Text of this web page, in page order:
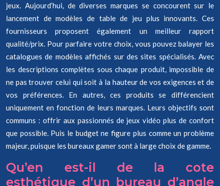
jeux. Aujourd’hui, de diverses marques se concourent sur le
lancement de modèles de table de jeu plus innovants. Ces
fournisseurs proposent également un meilleur rapport
qualité/prix. Pour parfaire votre choix, vous pouvez balayer les
catalogues de modèles affichés sur des sites spécialisés. Avec
les descriptions complètes sous chaque produit, impossible de
ne pas trouver celui qui soit à la hauteur de vos exigences et de
vos préférences. En autres, ces produits se différencient
uniquement en fonction de leurs marques. Leurs objectifs sont
communs : offrir aux passionnés de jeux vidéo plus de confort
que possible. Puis le budget ne figure plus comme un problème
majeur, puisque les bureaux gamer sont à large choix de gamme.
Qu’en est-il de la cote
esthétique d’un bureau d’angle